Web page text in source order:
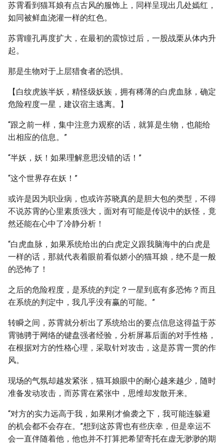
苏霄看到猫耳娘有点古风的服饰上，同样呈现出几处嫣红，
如同被鲜血浇灌一样的红色。
苏霄瞳孔再度扩大，在最初的震惊过后，一股战栗从体内升
起。
那是生物对于上层猎食者的恐惧。
【白纹虎族半妖，精怪级妖族，拥有稀薄的白虎血脉，确定
危险程度一星，建议宿主逃离。】
“跟之前一样，集中注意力观察的话，就算是生物，也能给
出相应的信息。”
“半妖，妖！如果理解意思没错的话！”
“这个世界存在妖！”
或许是因为职业病，也或许苏晓真的是胆大包的类型，不得
不说苏霄的心里素质强大，面对有可能是传说中的妖怪，竟
然还能在心中了冷静分析！
“白虎血脉，如果系统给出的白虎定义跟我脑海中的白虎是
一样的话，那就代表着眼前看似娇小的猫耳娘，绝不是一般
的恐怖了！
之后的危险程度，是系统的判定？一星到底有多恐怖？而且
在系统的判定中，我几乎没有赢的可能。”
转瞬之间，苏霄就分析出了系统给出的要点信息这得益于苏
霄驰骋于网络的键盘强者经验，分析屏幕后面的对手性格，
在根据对方的性格心理，采取针对攻击，这是苏霄一贯的作
风。
现场的气氛却越发紧张，猫耳娘眼中的耐心越来越少，随时
准备发动攻击，而苏霄在紧张中，思维却发散开来。
“对方的实力远高于我，如果刚才偷袭之下，我可能连躲避
的机会都不会存在。”想到这苏霄也有些庆幸，但是幸运不
会一直伴随着他，他也并不打算把希望寄托在虚无渺渺的期